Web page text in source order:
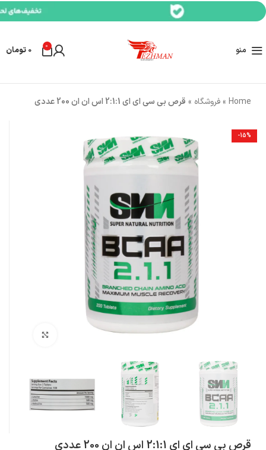
منو 0
0 تومان
Home
»فروشگاه » قرص بی سی ای ای 2:1:1 اس ان ان 200 عددی
-15%
بزرگنمایی تصویر
قرص بی سی ای ای 2:1:1 اس ان ان 200 عددی